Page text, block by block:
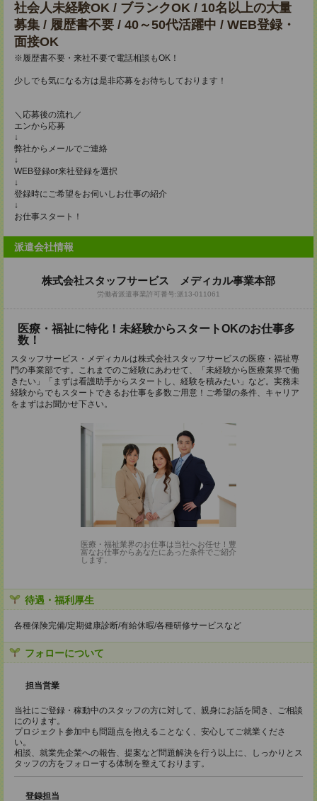
社会人未経験OK / ブランクOK / 10名以上の大量
募集 / 履歴書不要 / 40～50代活躍中 / WEB登録・
面接OK
※履歴書不要・来社不要で電話相談もOK！
少しでも気になる方は是非応募をお待ちしております！
＼応募後の流れ／
エンから応募
↓
弊社からメールでご連絡
↓
WEB登録or来社登録を選択
↓
登録時にご希望をお伺いしお仕事の紹介
↓
お仕事スタート！
派遣会社情報
株式会社スタッフサービス メディカル事業本部
労働者派遣事業許可番号:派13-011061
医療・福祉に特化！未経験からスタートOKのお仕事多
数！
スタッフサービス・メディカルは株式会社スタッフサービスの医療・福祉専
門の事業部です。これまでのご経験にあわせて、「未経験から医療業界で働
きたい」「まずは看護助手からスタートし、経験を積みたい」など。実務未
経験からでもスタートできるお仕事を多数ご用意！ご希望の条件、キャリア
をまずはお聞かせ下さい。
医療・福祉業界のお仕事は当社へお任せ！豊
富なお仕事からあなたにあった条件でご紹介
します。
待遇・福利厚生
各種保険完備/定期健康診断/有給休暇/各種研修サービスなど
フォローについて
担当営業
当社にご登録・稼動中のスタッフの方に対して、親身にお話を聞き、ご相談
にのります。
プロジェクト参加中も問題点を抱えることなく、安心してご就業くださ
い。
相談、就業先企業への報告、提案など問題解決を行う以上に、しっかりとス
タッフの方をフォローする体制を整えております。
登録担当